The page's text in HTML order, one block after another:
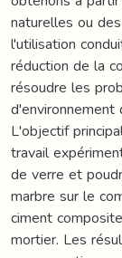
naturelles ou
l'utilisation
réduction de la
résoudre les
L'objectif
travail
de verre et
marbre sur le
ciment
mortier. Les